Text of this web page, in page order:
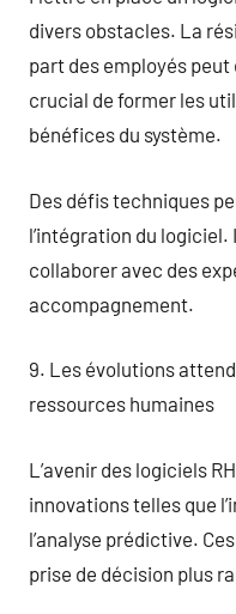
divers obstacles. La
part des employés
crucial de former les
bénéfices du système.
Des défis techniques
l’intégration du
collaborer avec des
accompagnement.
9. Les évolutions
ressources humaines
L’avenir des logiciels
innovations telles que
l’analyse prédictive.
prise de décision plus